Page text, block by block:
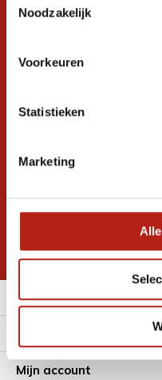
Noodzakelijk
Voorkeuren
Statistieken
Marketing
Snel antwoord op je
graag verder. 24/7
Ontvang de nieuwste
* Lees hier de wettelijke
Meer informatie
Mijn account